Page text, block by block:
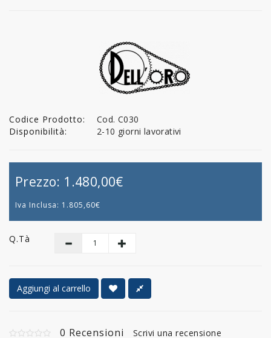
Codice Prodotto:
Cod. C030
Disponibilità:
2-10 giorni lavorativi
Prezzo: 1.480,00€
Iva Inclusa: 1.805,60€
Q.tà
Aggiungi al carrello
0 Recensioni Scrivi una recensione